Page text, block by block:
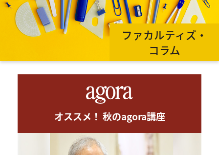
ファカルティズ・
コラム
オススメ！ 秋のagora講座